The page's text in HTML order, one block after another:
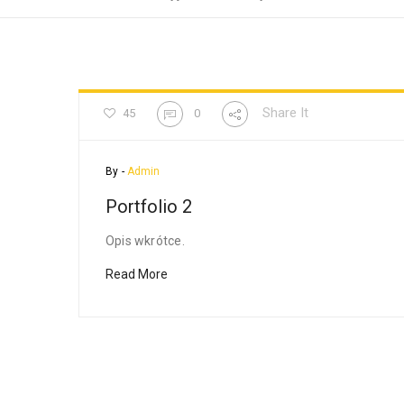
45 0 Share It
By - Admin
Portfolio 2
Opis wkrótce.
Read More